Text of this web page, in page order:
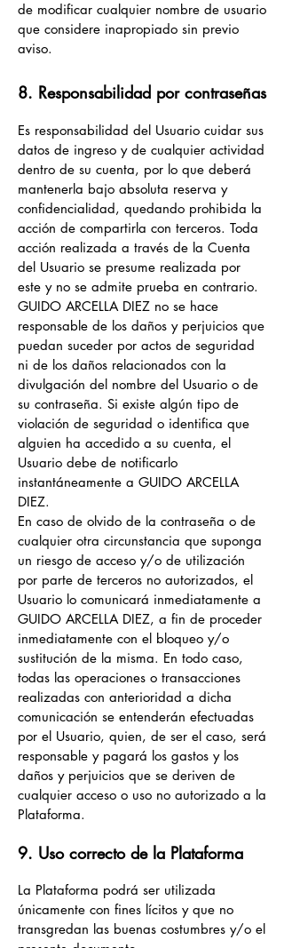
de modificar cualquier nombre de usuario
que considere inapropiado sin previo
aviso.
8. Responsabilidad por contraseñas
Es responsabilidad del Usuario cuidar sus
datos de ingreso y de cualquier actividad
dentro de su cuenta, por lo que deberá
mantenerla bajo absoluta reserva y
confidencialidad, quedando prohibida la
acción de compartirla con terceros. Toda
acción realizada a través de la Cuenta
del Usuario se presume realizada por
este y no se admite prueba en contrario.
GUIDO ARCELLA DIEZ no se hace
responsable de los daños y perjuicios que
puedan suceder por actos de seguridad
ni de los daños relacionados con la
divulgación del nombre del Usuario o de
su contraseña. Si existe algún tipo de
violación de seguridad o identifica que
alguien ha accedido a su cuenta, el
Usuario debe de notificarlo
instantáneamente a GUIDO ARCELLA
DIEZ.
En caso de olvido de la contraseña o de
cualquier otra circunstancia que suponga
un riesgo de acceso y/o de utilización
por parte de terceros no autorizados, el
Usuario lo comunicará inmediatamente a
GUIDO ARCELLA DIEZ, a fin de proceder
inmediatamente con el bloqueo y/o
sustitución de la misma. En todo caso,
todas las operaciones o transacciones
realizadas con anterioridad a dicha
comunicación se entenderán efectuadas
por el Usuario, quien, de ser el caso, será
responsable y pagará los gastos y los
daños y perjuicios que se deriven de
cualquier acceso o uso no autorizado a la
Plataforma.
9. Uso correcto de la Plataforma
La Plataforma podrá ser utilizada
únicamente con fines lícitos y que no
transgredan las buenas costumbres y/o el